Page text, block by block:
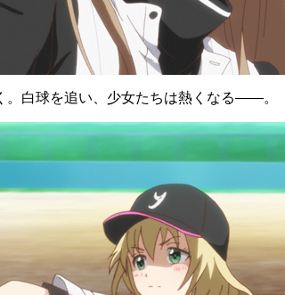
。白球を追い、少女たちは熱くなる――。